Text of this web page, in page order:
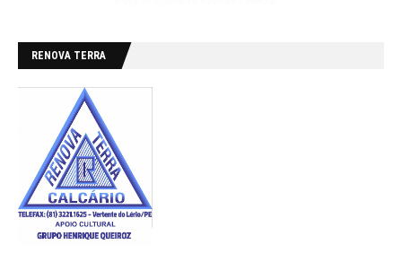
RENOVA TERRA